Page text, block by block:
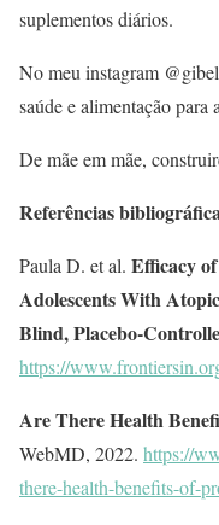
suplementos diários.
No meu instagram
saúde e alimentação para
De mãe em mãe,
Referências
Paula D. et al. Efficacy
Adolescents With
Blind, Placebo-
https://
Are There Health
WebMD, 2022. https://
there-health-benefits-of-